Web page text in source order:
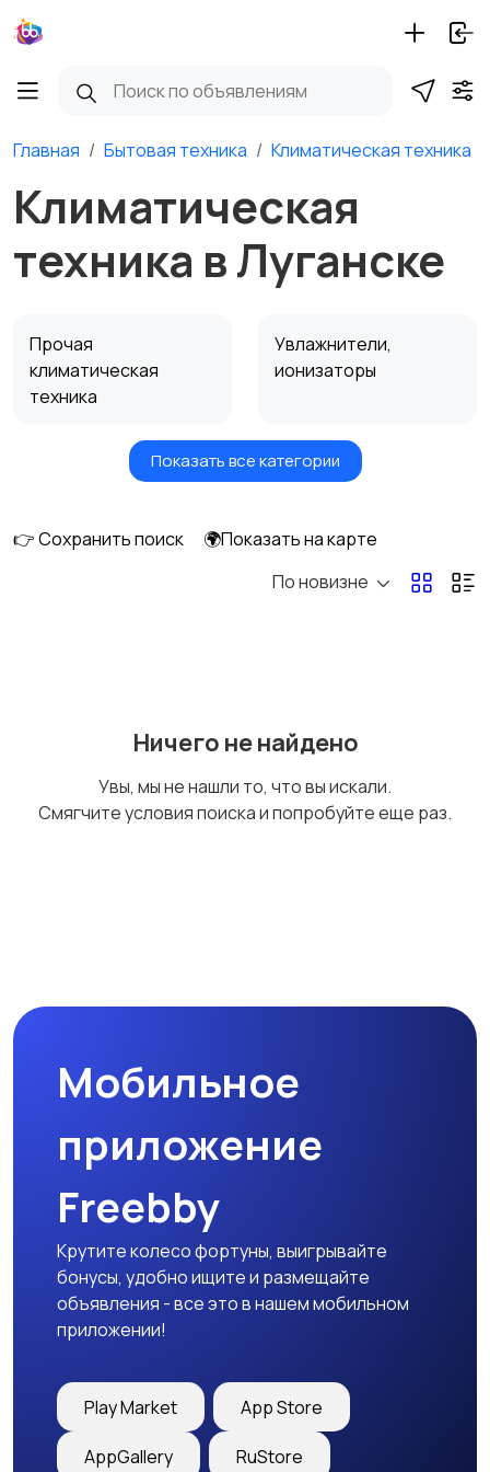
Главная Бытовая техника Климатическая техника
Климатическая
техника в Луганске
Прочая
климатическая
техника
Увлажнители,
ионизаторы
Вентиляторы Обогреватели
Кондиционеры и
Показать все категории
👉 Сохранить поиск
🌍Показать на карте
По новизне
Ничего не найдено
Увы, мы не нашли то, что вы искали.
Смягчите условия поиска и попробуйте еще раз.
Мобильное
приложение
Freebby
Крутите колесо фортуны, выигрывайте
бонусы, удобно ищите и размещайте
объявления - все это в нашем мобильном
приложении!
Play Market App Store
AppGallery RuStore